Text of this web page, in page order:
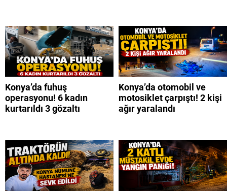
Konya’da fuhuş
operasyonu! 6 kadın
kurtarıldı 3 gözaltı
Konya’da otomobil ve
motosiklet çarpıştı! 2 kişi
ağır yaralandı